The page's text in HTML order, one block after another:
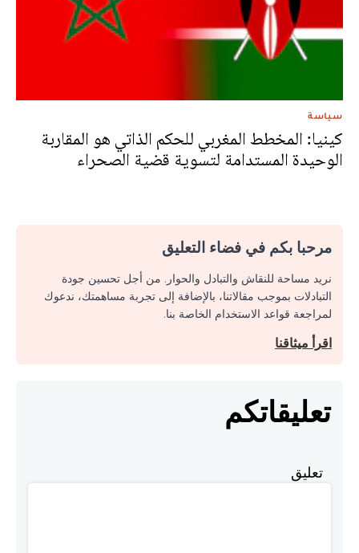
سياسة
كينيا: المخطط المغربي للحكم الذاتي هو المقاربة
الوحيدة المستدامة لتسوية قضية الصحراء
مرحبا بكم في فضاء التعليق
نريد مساحة للنقاش والتبادل والحوار. من أجل تحسين جودة
التبادلات بموجب مقالاتنا، بالإضافة إلى تجربة مساهمتك، ندعوك
لمراجعة قواعد الاستخدام الخاصة بنا.
اقرأ ميثاقنا
تعليقاتكم
تعليق